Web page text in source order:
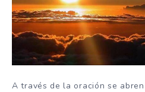
A través de la oración se